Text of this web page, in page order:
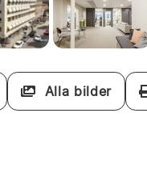
Alla bilder